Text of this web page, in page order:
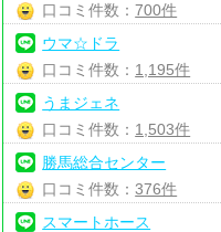
口コミ件数：700件
ウマ☆ドラ
口コミ件数： 1,195件
うまジェネ
口コミ件数： 1,503件
勝馬総合センター
口コミ件数：376件
スマートホース